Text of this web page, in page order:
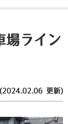
ライン
(2024.02.06 更新)